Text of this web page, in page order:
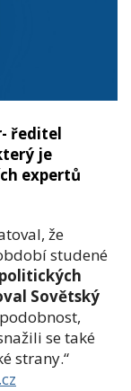
ředitel
je
expertů
že
studené
Sovětský
se také
strany.“